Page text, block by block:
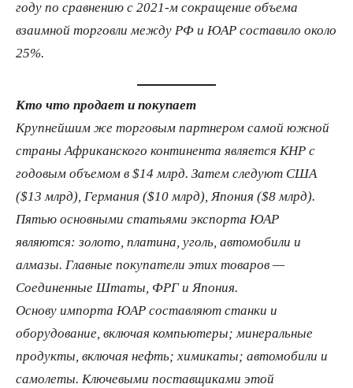
году по сравнению с 2021-м сокращение объема
взаимной торговли между РФ и ЮАР составило около
25%.
Кто что продает и покупает
Крупнейшим же торговым партнером самой южной
страны Африканского континента является КНР с
годовым объемом в $14 млрд. Затем следуют США
($13 млрд), Германия ($10 млрд), Япония ($8 млрд).
Пятью основными статьями экспорта ЮАР
являются: золото, платина, уголь, автомобили и
алмазы. Главные покупатели этих товаров —
Соединенные Штаты, ФРГ и Япония.
Основу импорта ЮАР составляют станки и
оборудование, включая компьютеры; минеральные
продукты, включая нефть; химикаты; автомобили и
самолеты. Ключевыми поставщиками этой